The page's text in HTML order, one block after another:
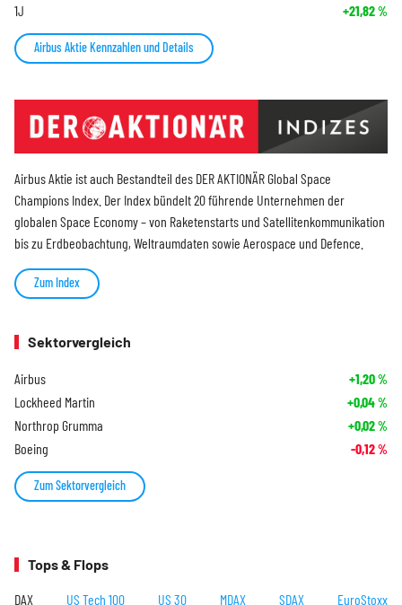
1J +21,82%
Airbus Aktie Kennzahlen und Details
Airbus Aktie ist auch Bestandteil des DER AKTIONÄR Global Space
Champions Index. Der Index bündelt 20 führende Unternehmen der
globalen Space Economy – von Raketenstarts und Satellitenkommunikation
bis zu Erdbeobachtung, Weltraumdaten sowie Aerospace und Defence.
Zum Index
Sektorvergleich
Airbus +1,20%
Lockheed Martin +0,04%
Northrop Grumma +0,02%
Boeing -0,12%
Zum Sektorvergleich
Tops & Flops
DAX US Tech 100 US 30 MDAX SDAX EuroStoxx